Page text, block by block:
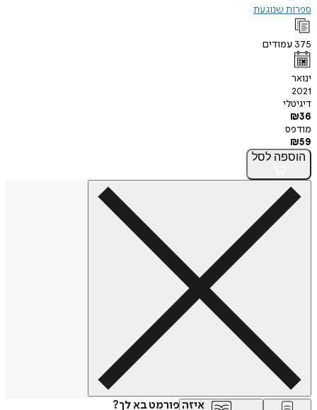
ספרות שנוגעת
375 עמודים
ינואר
2021
דיגיטלי
₪36
מודפס
₪59
הוספה לסל
איזה פורמט בא לך?